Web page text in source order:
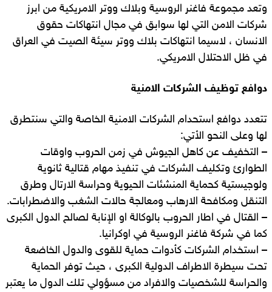
وتعد مجموعة فاغنر الروسية وبلاك ووتر الامريكية من ابرز
شركات الامن التي لها سوابق في مجال انتهاكات حقوق
الانسان ، لاسيما انتهاكات بلاك ووتر سيئة الصيت في العراق
في ظل الاحتلال الامريكي.
دوافع توظيف الشركات الامنية
تتعدد دوافع استحدام الشركات الامنية الخاصة والتي سنتطرق
لها وعلى النحو الأتي:
– التخفيف عن كاهل الجيوش في زمن الحروب واوقات
الطوارئ وتكليف الشركات في تنفيذ مهام قتالية ثانوية
ولوجيستية كحماية المنشئات الحيوية وحراسة الارتال وطرق
التنقل ومكافحة الارهاب ومعالجة حالات الشغب والاضطرابات.
– القتال في اطار الحروب بالوكالة او الإنابة لصالح الدول الكبرى
كما في شركة فاغنر الروسية في اوكرانيا.
– استخدام الشركات كأدوات حماية للقوى والدول الخاضعة
تحت سيطرة الاطراف الدولية الكبرى ، حيث توفر الحماية
والحراسة للشخصيات والافراد من مسؤولي تلك الدول ما يعتبر